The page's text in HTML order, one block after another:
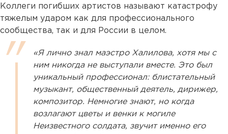
Коллеги погибших артистов называют катастрофу
тяжелым ударом как для профессионального
сообщества, так и для России в целом.
«Я лично знал маэстро Халилова, хотя мы с
ним никогда не выступали вместе. Это был
уникальный профессионал: блистательный
музыкант, общественный деятель, дирижер,
композитор. Немногие знают, но когда
возлагают цветы и венки к могиле
Неизвестного солдата, звучит именно его